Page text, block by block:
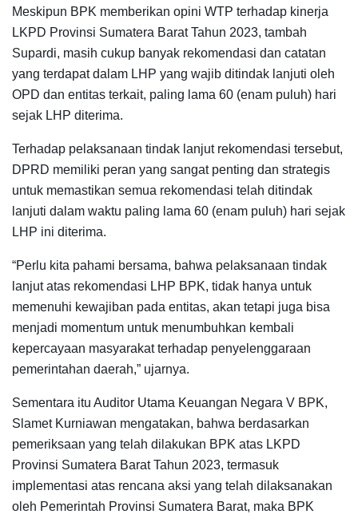
Meskipun BPK memberikan opini WTP terhadap kinerja
LKPD Provinsi Sumatera Barat Tahun 2023, tambah
Supardi, masih cukup banyak rekomendasi dan catatan
yang terdapat dalam LHP yang wajib ditindak lanjuti oleh
OPD dan entitas terkait, paling lama 60 (enam puluh) hari
sejak LHP diterima.
Terhadap pelaksanaan tindak lanjut rekomendasi tersebut,
DPRD memiliki peran yang sangat penting dan strategis
untuk memastikan semua rekomendasi telah ditindak
lanjuti dalam waktu paling lama 60 (enam puluh) hari sejak
LHP ini diterima.
“Perlu kita pahami bersama, bahwa pelaksanaan tindak
lanjut atas rekomendasi LHP BPK, tidak hanya untuk
memenuhi kewajiban pada entitas, akan tetapi juga bisa
menjadi momentum untuk menumbuhkan kembali
kepercayaan masyarakat terhadap penyelenggaraan
pemerintahan daerah,” ujarnya.
Sementara itu Auditor Utama Keuangan Negara V BPK,
Slamet Kurniawan mengatakan, bahwa berdasarkan
pemeriksaan yang telah dilakukan BPK atas LKPD
Provinsi Sumatera Barat Tahun 2023, termasuk
implementasi atas rencana aksi yang telah dilaksanakan
oleh Pemerintah Provinsi Sumatera Barat, maka BPK